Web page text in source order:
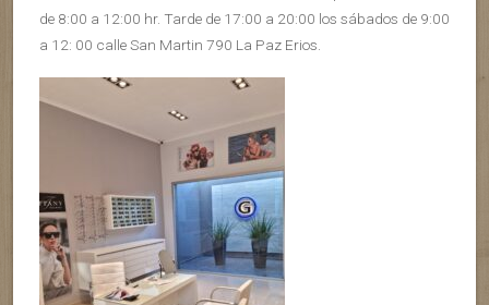
de 8:00 a 12:00 hr. Tarde de 17:00 a 20:00 los sábados de 9:00
a 12: 00 calle San Martin 790 La Paz Erios.